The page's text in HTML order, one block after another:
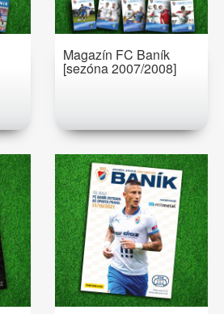
Magazín FC Baník
[sezóna 2007/2008]